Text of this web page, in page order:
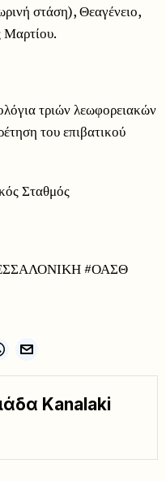
στάση), Θεαγένειο,
τριών λεωφορειακών
του επιβατικού
Σταθμός
#ΟΑΣΘ
Kanalaki